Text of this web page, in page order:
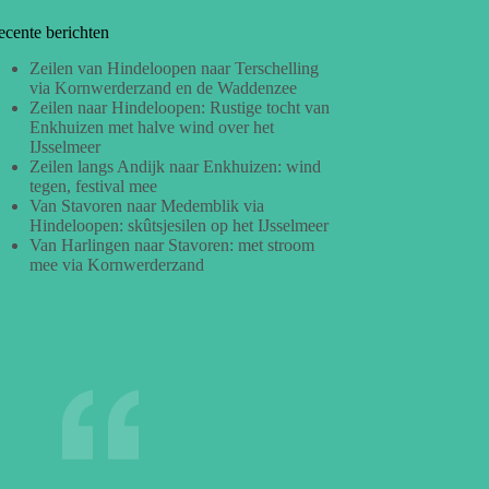
berichten
Zeilen van Hindeloopen naar Terschelling
via Kornwerderzand en de Waddenzee
Zeilen naar Hindeloopen: Rustige tocht van
Enkhuizen met halve wind over het
IJsselmeer
Zeilen langs Andijk naar Enkhuizen: wind
tegen, festival mee
Van Stavoren naar Medemblik via
Hindeloopen: skûtsjesilen op het IJsselmeer
Van Harlingen naar Stavoren: met stroom
mee via Kornwerderzand